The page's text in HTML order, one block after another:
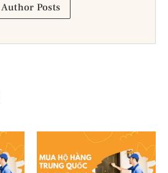
Author Posts